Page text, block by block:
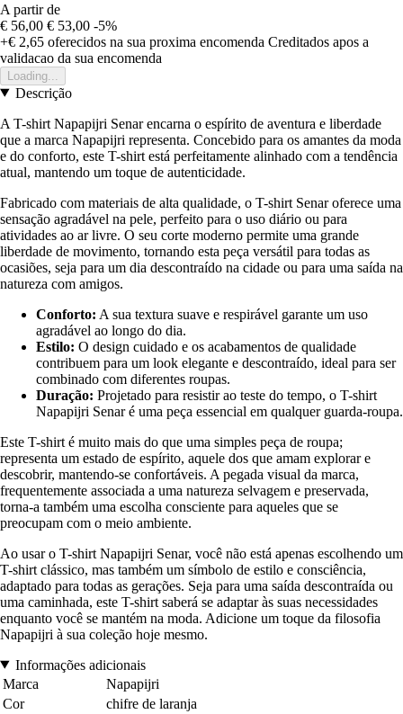
A partir de
€ 56,00 € 53,00 -5%
+€ 2,65 oferecidos na sua proxima encomenda Creditados apos a
validacao da sua encomenda
Loading...
Descrição
A T-shirt Napapijri Senar encarna o espírito de aventura e liberdade
que a marca Napapijri representa. Concebido para os amantes da moda
e do conforto, este T-shirt está perfeitamente alinhado com a tendência
atual, mantendo um toque de autenticidade.
Fabricado com materiais de alta qualidade, o T-shirt Senar oferece uma
sensação agradável na pele, perfeito para o uso diário ou para
atividades ao ar livre. O seu corte moderno permite uma grande
liberdade de movimento, tornando esta peça versátil para todas as
ocasiões, seja para um dia descontraído na cidade ou para uma saída na
natureza com amigos.
Conforto: A sua textura suave e respirável garante um uso
agradável ao longo do dia.
Estilo: O design cuidado e os acabamentos de qualidade
contribuem para um look elegante e descontraído, ideal para ser
combinado com diferentes roupas.
Duração: Projetado para resistir ao teste do tempo, o T-shirt
Napapijri Senar é uma peça essencial em qualquer guarda-roupa.
Este T-shirt é muito mais do que uma simples peça de roupa;
representa um estado de espírito, aquele dos que amam explorar e
descobrir, mantendo-se confortáveis. A pegada visual da marca,
frequentemente associada a uma natureza selvagem e preservada,
torna-a também uma escolha consciente para aqueles que se
preocupam com o meio ambiente.
Ao usar o T-shirt Napapijri Senar, você não está apenas escolhendo um
T-shirt clássico, mas também um símbolo de estilo e consciência,
adaptado para todas as gerações. Seja para uma saída descontraída ou
uma caminhada, este T-shirt saberá se adaptar às suas necessidades
enquanto você se mantém na moda. Adicione um toque da filosofia
Napapijri à sua coleção hoje mesmo.
Informações adicionais
Marca
Napapijri
Cor
chifre de laranja